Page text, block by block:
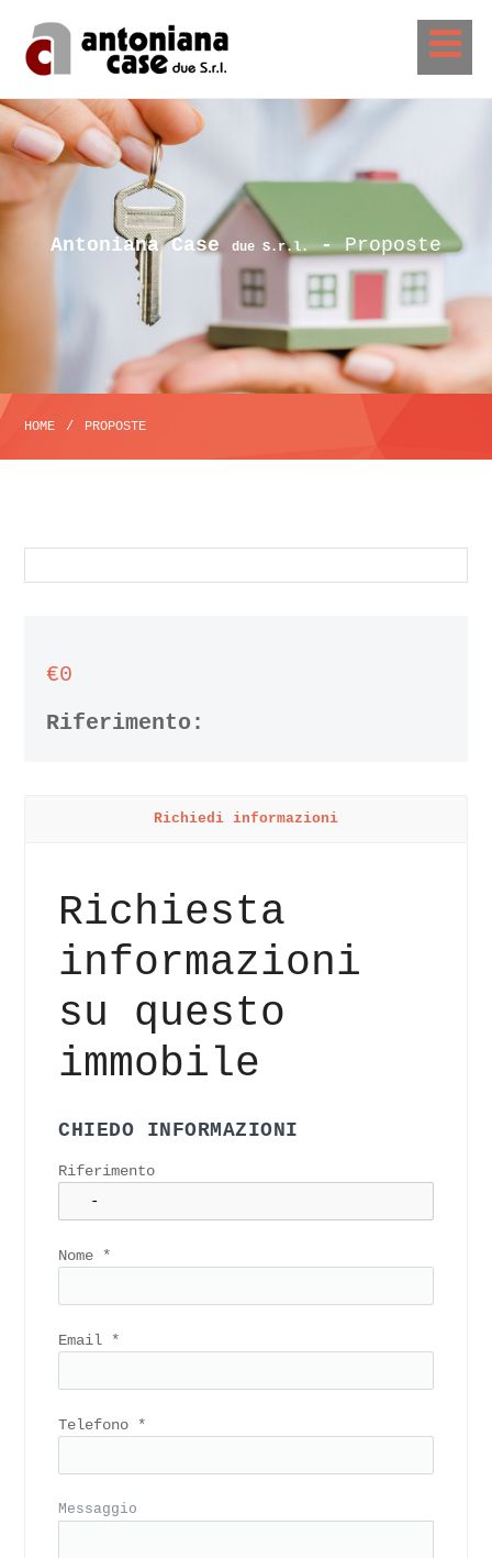
Antoniana Case due S.r.l.-Proposte
HOME / PROPOSTE
€0
Riferimento:
Richiedi informazioni
Richiesta
informazioni
su questo
immobile
CHIEDO INFORMAZIONI
Riferimento
Nome *
Email *
Telefono *
Messaggio